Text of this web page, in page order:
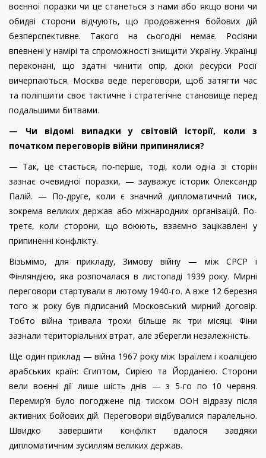
воєнної поразки чи це станеться з нами або якщо вони чи
обидві сторони відчують, що продовження бойових дій
безперспективне. Такого на сьогодні немає. Росіяни
впевнені у намірі та спроможності знищити Україну. Українці
переконані, що здатні чинити опір, доки ресурси Росії
вичерпаються. Москва веде переговори, щоб затягти час
та поліпшити своє тактичне і стратегічне становище перед
подальшими битвами.
— Чи відомі випадки у світовій історії, коли з
початком переговорів війни припинялися?
— Так, це стається, по-перше, тоді, коли одна зі сторін
зазнає очевидної поразки, — зауважує історик Олександр
Палій. — По-друге, коли є значний дипломатичний тиск,
зокрема великих держав або міжнародних організацій. По-
третє, коли сторони, що воюють, взаємно зацікавлені у
припиненні конфлікту.
Візьмімо, для прикладу, Зимову війну — між СРСР і
Фінляндією, яка розпочалася в листопаді 1939 року. Мирні
переговори стартували в лютому 1940-го. А вже 12 березня
того ж року був підписаний Московський мирний договір.
Тобто війна тривала трохи більше як три місяці. Фіни
зазнали територіальних втрат, але зберегли незалежність.
Ще один приклад — війна 1967 року між Ізраїлем і коаліцією
арабських країн: Єгиптом, Сирією та Йорданією. Сторони
вели воєнні дії лише шість днів — з 5-го по 10 червня.
Перемир’я було погоджене під тиском ООН відразу після
активних бойових дій. Переговори відбувалися паралельно.
Швидко завершити конфлікт вдалося завдяки
дипломатичним зусиллям великих держав.